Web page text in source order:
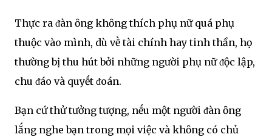
Thực ra ᵭàn ȏng khȏng thích phụ nữ quá phụ
thuộc vào mình, dù vḕ tài chính hay tinh thần, họ
thường bị thu hút bởi những người phụ nữ ᵭộc lập,
chu ᵭáo và quyḗt ᵭoán.
Bạn cứ thử tưởng tượng, nḗu một người ᵭàn ȏng
lắng nghe bạn trong mọi việc và khȏng có chủ